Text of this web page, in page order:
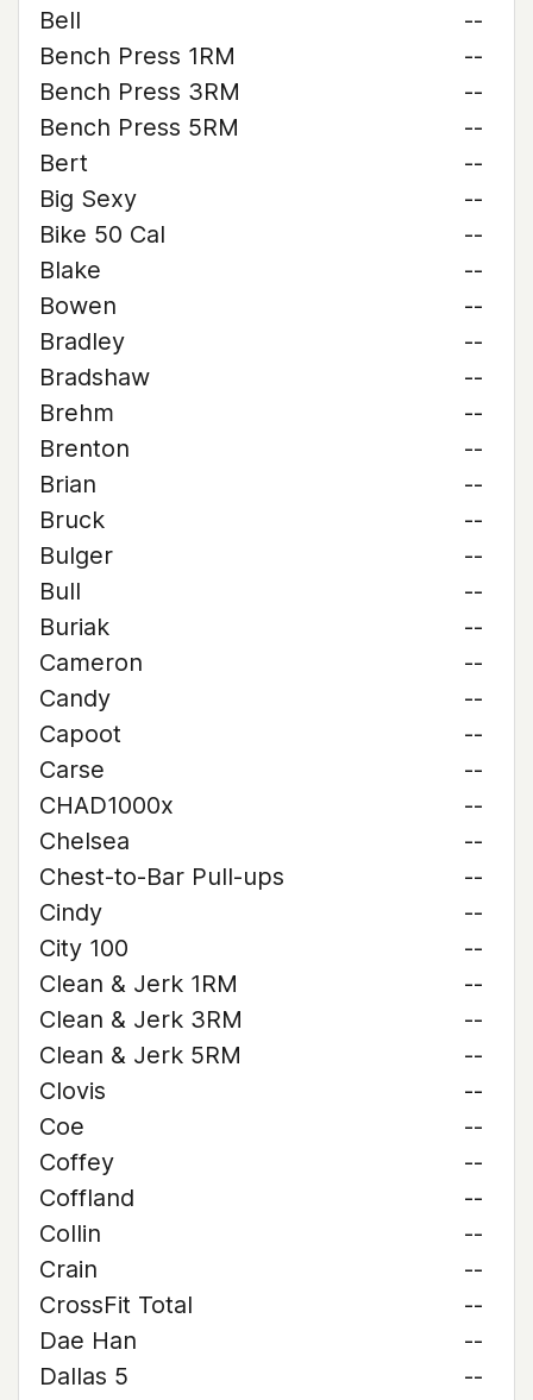
Bell
--
Bench Press 1RM
--
Bench Press 3RM
--
Bench Press 5RM
--
Bert
--
Big Sexy
--
Bike 50 Cal
--
Blake
--
Bowen
--
Bradley
--
Bradshaw
--
Brehm
--
Brenton
--
Brian
--
Bruck
--
Bulger
--
Bull
--
Buriak
--
Cameron
--
Candy
--
Capoot
--
Carse
--
CHAD1000x
--
Chelsea
--
Chest-to-Bar Pull-ups
--
Cindy
--
City 100
--
Clean & Jerk 1RM
--
Clean & Jerk 3RM
--
Clean & Jerk 5RM
--
Clovis
--
Coe
--
Coffey
--
Coffland
--
Collin
--
Crain
--
CrossFit Total
--
Dae Han
--
Dallas 5
--